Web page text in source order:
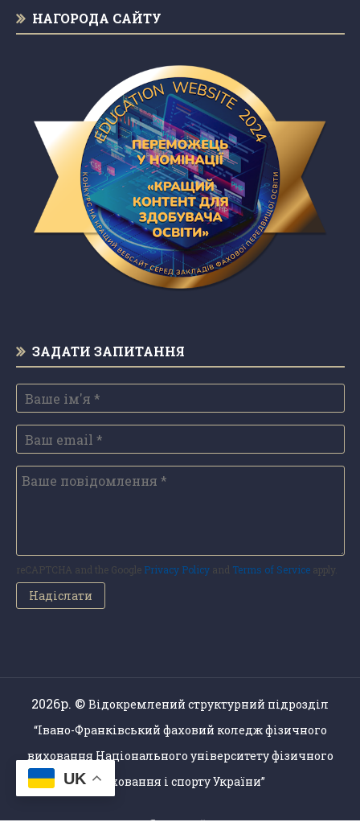
НАГОРОДА САЙТУ
ЗАДАТИ ЗАПИТАННЯ
reCAPTCHA and the Google Privacy Policyand Terms of Serviceapply.
2026р. © Відокремлений структурний підрозділ
“Івано-Франківський фаховий коледж фізичного
виховання Національного університету фізичного
виховання і спорту України”
UK